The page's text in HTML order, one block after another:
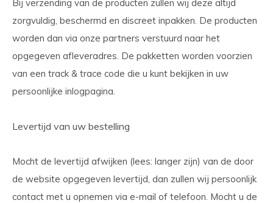
Bij verzending van de producten zullen wij deze altijd
zorgvuldig, beschermd en discreet inpakken. De producten
worden dan via onze partners verstuurd naar het
opgegeven afleveradres. De pakketten worden voorzien
van een track & trace code die u kunt bekijken in uw
persoonlijke inlogpagina.
Levertijd van uw bestelling
Mocht de levertijd afwijken (lees: langer zijn) van de door
de website opgegeven levertijd, dan zullen wij persoonlijk
contact met u opnemen via e-mail of telefoon. Mocht u de